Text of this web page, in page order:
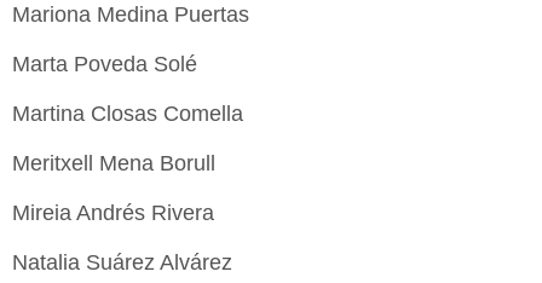
Mariona Medina Puertas
Marta Poveda Solé
Martina Closas Comella
Meritxell Mena Borull
Mireia Andrés Rivera
Natalia Suárez Alvárez